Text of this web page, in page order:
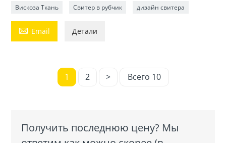
Вискоза Ткань Свитер в рубчик дизайн свитера
 Email Детали
1 2 > Всего 10
Получить последнюю цену? Мы